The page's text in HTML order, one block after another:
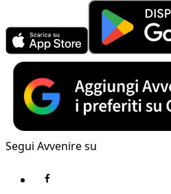
Segui Avvenire su